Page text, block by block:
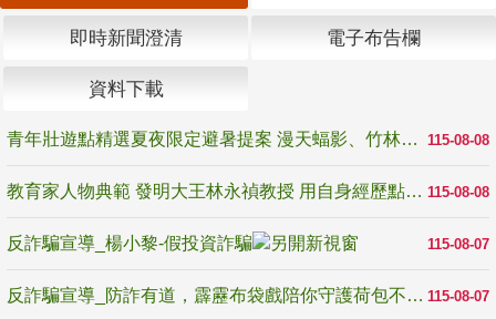
即時新聞澄清 電子布告欄
資料下載
115-08-08
青年壯遊點精選夏夜限定避暑提案 漫天蝠影、竹林尋蛙、茶香夜觀 邀青年暮色出發
115-08-08
教育家人物典範 發明大王林永禎教授 用自身經歷點亮學生的路
115-08-07
反詐騙宣導_楊小黎-假投資詐騙
115-08-07
反詐騙宣導_防詐有道，霹靂布袋戲陪你守護荷包不受騙